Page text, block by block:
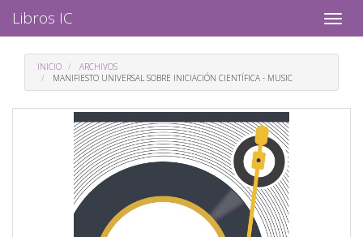
principal
Contenido
principal
Barra
lateral
Toggle
Libros IC
INICIO
ARCHIVOS
MANIFIESTO UNIVERSAL SOBRE INICIACIÓN CIENTÍFICA - MUSIC